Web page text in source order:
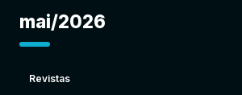
mai/2026
Revistas